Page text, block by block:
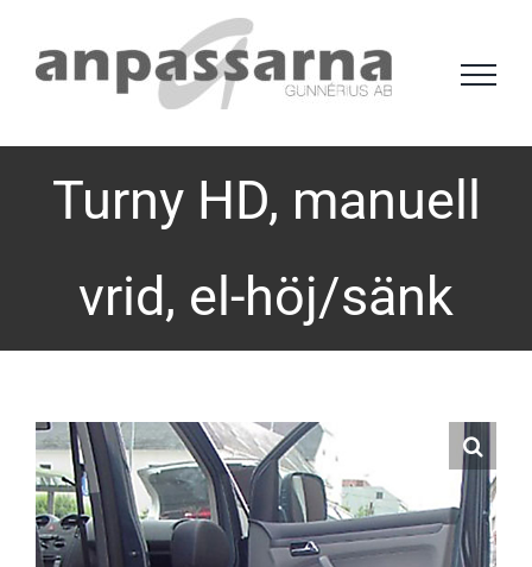
innehållet
Turny HD, manuell
vrid, el-höj/sänk